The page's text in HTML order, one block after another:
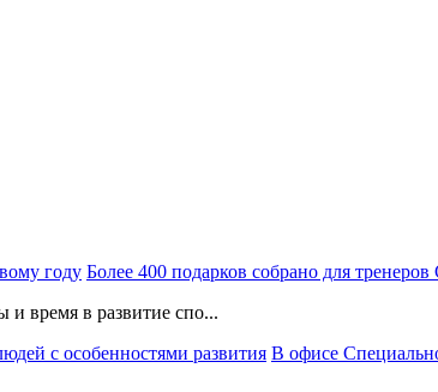
Более 400 подарков собрано для
и время в развитие спо...
В офисе